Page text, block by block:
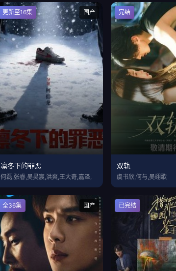
国产
更新至16集
凛冬下的罪恶
何磊,张睿,吴昊宸,洪爽,王大奇,嘉泽,
完结
双轨
虞书欣,何与,吴翊歌
国产
全36集 已完结